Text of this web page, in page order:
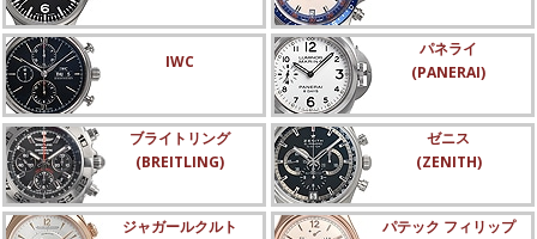
IWC
パネライ
(PANERAI)
ブライトリング
(BREITLING)
ゼニス
(ZENITH)
ジャガールクルト
パテック フィリップ